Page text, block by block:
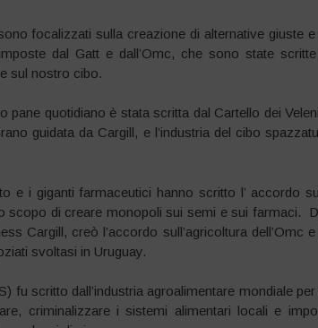
focalizzati sulla creazione di alternative giuste
dal Gatt e dall’Omc, che sono state
sul nostro cibo.
pane quotidiano è stata scritta dal Cartello dei
guidata da Cargill, e l’industria del cibo
e i giganti farmaceutici hanno scritto l’ accordo
scopo di creare monopoli sui semi e sui farmaci.
Cargill, creò l’accordo sull’agricoltura dell’Omc
svoltasi in Uruguay.
fu scritto dall’industria agroalimentare mondiale
criminalizzare i sistemi alimentari locali e